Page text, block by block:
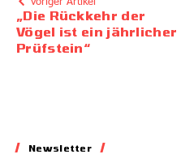
„Die Rückkehr der
Vögel ist ein jährlicher
Prüfstein“
Newsletter